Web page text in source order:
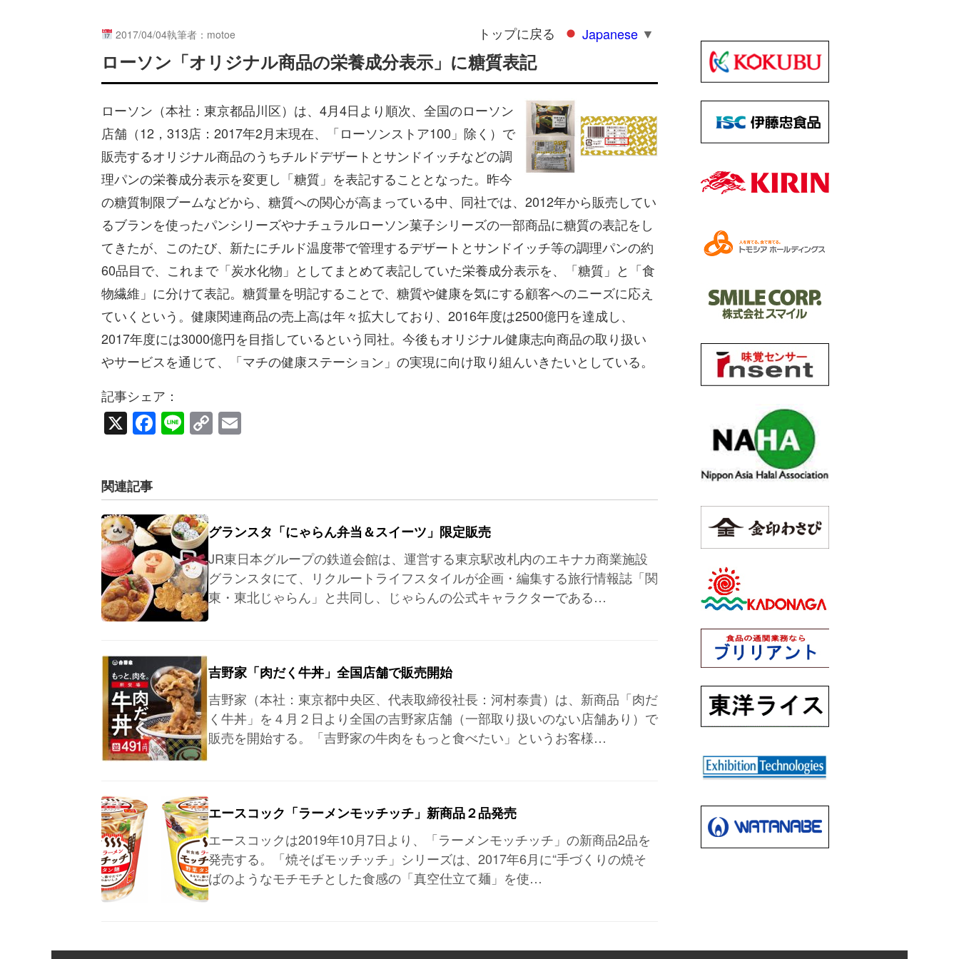
2017/04/04執筆者：motoe トップに戻る Japanese ▼
ローソン「オリジナル商品の栄養成分表示」に糖質表記
ローソン（本社：東京都品川区）は、4月4日より順次、全国のローソン
店舗（12，313店：2017年2月末現在、「ローソンストア100」除く）で
販売するオリジナル商品のうちチルドデザートとサンドイッチなどの調
理パンの栄養成分表示を変更し「糖質」を表記することとなった。昨今
の糖質制限ブームなどから、糖質への関心が高まっている中、同社では、2012年から販売してい
るブランを使ったパンシリーズやナチュラルローソン菓子シリーズの一部商品に糖質の表記をし
てきたが、このたび、新たにチルド温度帯で管理するデザートとサンドイッチ等の調理パンの約
60品目で、これまで「炭水化物」としてまとめて表記していた栄養成分表示を、「糖質」と「食
物繊維」に分けて表記。糖質量を明記することで、糖質や健康を気にする顧客へのニーズに応え
ていくという。健康関連商品の売上高は年々拡大しており、2016年度は2500億円を達成し、
2017年度には3000億円を目指しているという同社。今後もオリジナル健康志向商品の取り扱い
やサービスを通じて、「マチの健康ステーション」の実現に向け取り組んいきたいとしている。
記事シェア：
X Facebook
LineCopy
関連記事
グランスタ「にゃらん弁当＆スイーツ」限定販売
JR東日本グループの鉄道会館は、運営する東京駅改札内のエキナカ商業施設
グランスタにて、リクルートライフスタイルが企画・編集する旅行情報誌「関
東・東北じゃらん」と共同し、じゃらんの公式キャラクターである…
吉野家「肉だく牛丼」全国店舗で販売開始
吉野家（本社：東京都中央区、代表取締役社長：河村泰貴）は、新商品「肉だ
く牛丼」を４月２日より全国の吉野家店舗（一部取り扱いのない店舗あり）で
販売を開始する。「吉野家の牛肉をもっと食べたい」というお客様…
エースコック「ラーメンモッチッチ」新商品２品発売
エースコックは2019年10月7日より、「ラーメンモッチッチ」の新商品2品を
発売する。「焼そばモッチッチ」シリーズは、2017年6月に“手づくりの焼そ
ばのようなモチモチとした食感の「真空仕立て麺」を使…